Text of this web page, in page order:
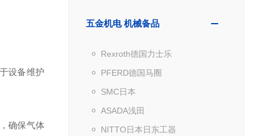
五金机电 机械备品
Rexroth德国力士乐
PFERD德国马圈
SMC日本
ASADA浅田
NITTO日本日东工器
设备维护
确保气体